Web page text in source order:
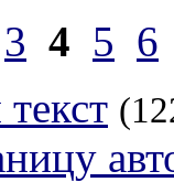
3 4 5 6